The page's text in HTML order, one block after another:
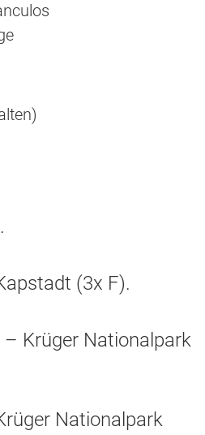
(3x F).
Krüger Nationalpark
Nationalpark